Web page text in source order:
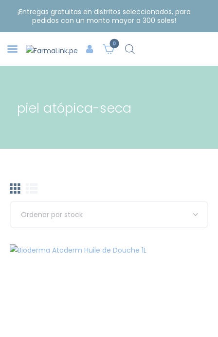
¡Entregas gratuitas en distritos seleccionados, para
pedidos con un monto mayor a 300 soles!
0
piel atópica-seca